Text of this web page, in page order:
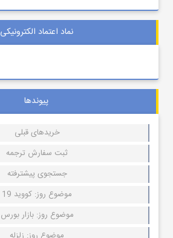
نماد اعتماد الکترونیکی
پیوندها
خریدهای قبلی
ثبت سفارش ترجمه
جستجوی پیشترفته
موضوع روز: کووید 19
موضوع روز: بازار بورس